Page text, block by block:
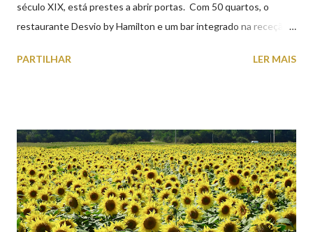
século XIX, está prestes a abrir portas. Com 50 quartos, o
restaurante Desvio by Hamilton e um bar integrado na receção,
peças históricas cedidas pela IP Património que homenageiam a
PARTILHAR LER MAIS